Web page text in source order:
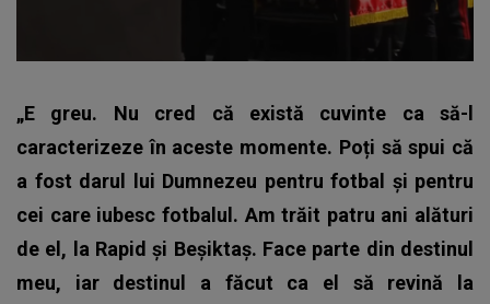
„E greu. Nu cred că există cuvinte ca să-l
caracterizeze în aceste momente. Poți să spui că
a fost darul lui Dumnezeu pentru fotbal și pentru
cei care iubesc fotbalul. Am trăit patru ani alături
de el, la Rapid și Beșiktaș. Face parte din destinul
meu, iar destinul a făcut ca el să revină la